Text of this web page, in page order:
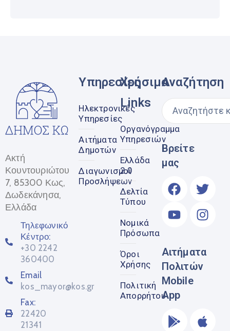
Ακτή
Κουντουριώτου
7, 85300 Κως,
Δωδεκάνησα,
Ελλάδα
Τηλεφωνικό
Κέντρο:
+30 2242
360400
Email
kos_mayor@kos.gr
Fax:
22420
21341
Υπηρεσίες
Ηλεκτρονικές
Υπηρεσίες
Αιτήματα
Δημοτών
Διαγωνισμοί
Προσλήψεων
Χρήσιμα
Links
Οργανόγραμμα
Υπηρεσιών
Ελλάδα
2.0
Δελτία
Τύπου
Νομικά
Πρόσωπα
Όροι
Χρήσης
Πολιτική
Απορρήτου
Αναζήτηση
Βρείτε
μας
Αιτήματα
Πολιτών
Mobile
App